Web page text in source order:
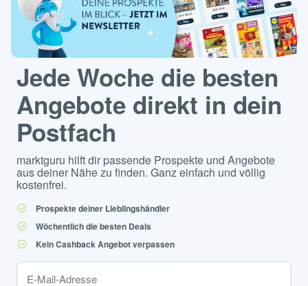
Jede Woche die besten
Angebote direkt in dein
Postfach
marktguru hilft dir passende Prospekte und Angebote
aus deiner Nähe zu finden. Ganz einfach und völlig
kostenfrei.
Prospekte deiner Lieblingshändler
Wöchentlich die besten Deals
Kein Cashback Angebot verpassen